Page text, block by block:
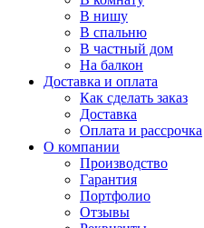
В нишу
В спальню
В частный дом
На балкон
Доставка и оплата
Как сделать заказ
Доставка
Оплата и рассрочка
О компании
Производство
Гарантия
Портфолио
Отзывы